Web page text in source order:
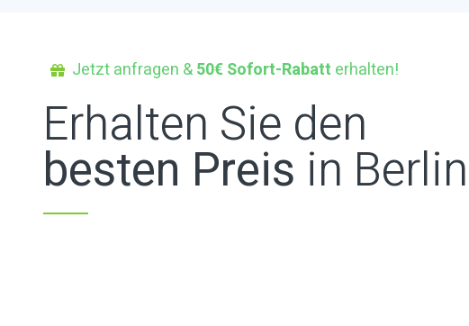
Jetzt anfragen &50€ Sofort-Rabatt erhalten!
Erhalten Sie den
besten Preis in Berlin